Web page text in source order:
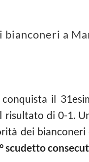
a
il
risultato di 0-1.
dei bianconeri
scudetto